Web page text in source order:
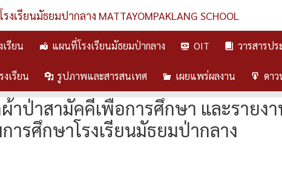
เรียน แผนที่โรงเรียนมัธยมป่ากลาง OIT วารสารป
งเรียน รูปภาพและสารสนเทศ เผยแพร่ผลงาน ดา
ป่าสามัคคีเพื่อการศึกษา และรายง
ศึกษาโรงเรียนมัธยมป่ากลาง